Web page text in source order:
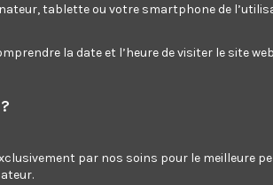
tablette ou votre smartphone de
la date et l’heure de visiter le site
par nos soins pour le